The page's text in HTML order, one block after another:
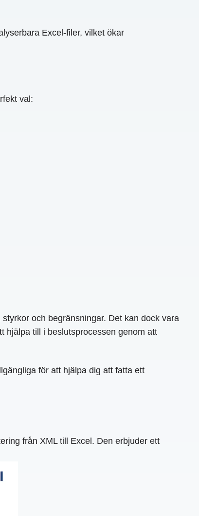
Excel-filer, vilket ökar
val:
och begränsningar. Det kan dock vara
hjälpa till i beslutsprocessen genom att
för att hjälpa dig att fatta ett
från XML till Excel. Den erbjuder ett